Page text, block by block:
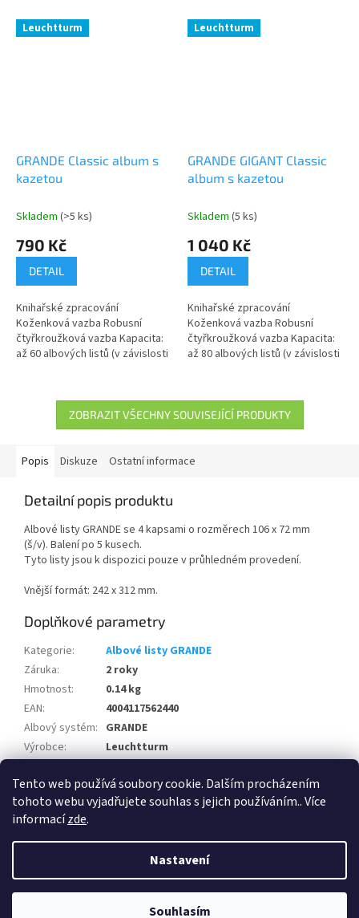
Tento web používá soubory cookie. Dalším procházením
tohoto webu vyjadřujete souhlas s jejich používáním.. Více
informacízde.
Nastavení
Souhlasím
Leuchtturm
GRANDE Classic album s
kazetou
Skladem (>5 ks)
790 Kč
DETAIL
Knihařské zpracování
Koženková vazba Robusní
čtyřkroužková vazba Kapacita:
až 60 albových listů (v závislosti
Leuchtturm
GRANDE GIGANT Classic
album s kazetou
Skladem (5 ks)
1 040 Kč
DETAIL
Knihařské zpracování
Koženková vazba Robusní
čtyřkroužková vazba Kapacita:
až 80 albových listů (v závislosti
ZOBRAZIT VŠECHNY SOUVISEJÍCÍ PRODUKTY
Popis Diskuze Ostatní informace
Detailní popis produktu
Albové listy GRANDE se 4 kapsami o rozměrech 106 x 72 mm
(š/v). Balení po 5 kusech.
Tyto listy jsou k dispozici pouze v průhledném provedení.
Vnější formát: 242 x 312 mm.
Doplňkové parametry
Kategorie:
Albové listy GRANDE
Záruka:
2 roky
Hmotnost:
0.14 kg
EAN:
4004117562440
Albový systém: GRANDE
Výrobce:
Leuchtturm
Albový systém: GRANDE
Vytvořil Shoptet
HPhobby s.r.o.. Všechna práva vyhrazena.